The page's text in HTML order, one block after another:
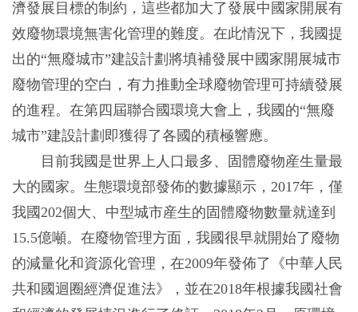
濟發展目標的制約，這些都加大了發展中國家開展有
效廢物環境無害化管理的難度。在此情況下，我國提
出的“無廢城市”建設計劃將填補發展中國家開展城市
廢物管理的空白，有力推動全球廢物管理可持續發展
的進程。在第四屆聯合國環境大會上，我國的“無廢
城市”建設計劃即獲得了各國的積極響應。
目前我國是世界上人口最多、固體廢物産生量最
大的國家。生態環境部發佈的數據顯示，2017年，僅
我國202個大、中型城市産生的固體廢物數量就達到
15.5億噸。在廢物管理方面，我國很早就開始了廢物
的減量化和資源化管理，在2009年發佈了《中華人民
共和國迴圈經濟促進法》，並在2018年根據我國社會